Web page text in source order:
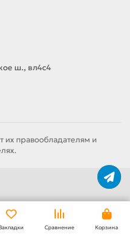
ш., вл4с4
их правообладателям и
Сравнение Корзина